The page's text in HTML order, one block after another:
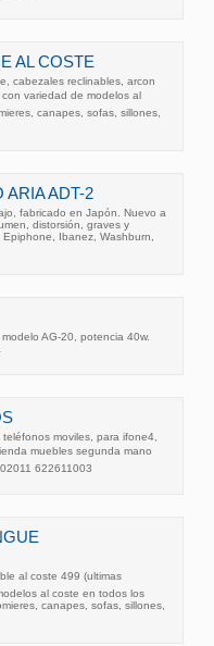
AL COSTE
cabezales reclinables, arcon
variedad de modelos al
canapes, sofas, sillones,
ARIA ADT-2
fabricado en Japón. Nuevo a
distorsión, graves y
Ibanez, Washburn,
AG-20, potencia 40w.
moviles, para ifone4,
muebles segunda mano
622611003
al coste 499 (ultimas
al coste en todos los
canapes, sofas, sillones,